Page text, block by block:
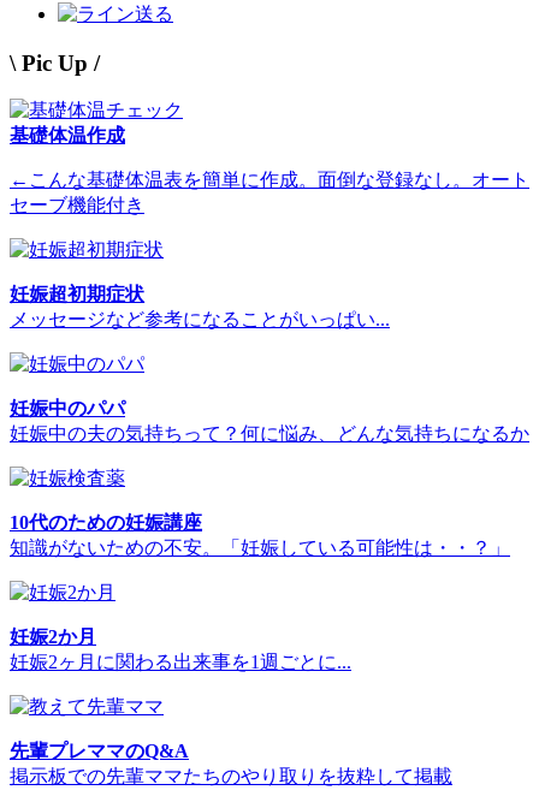
送る
\ Pic Up /
基礎体温作成
←こんな基礎体温表を簡単に作成。面倒な登録なし。オート
セーブ機能付き
妊娠超初期症状
メッセージなど参考になることがいっぱい...
妊娠中のパパ
妊娠中の夫の気持ちって？何に悩み、どんな気持ちになるか
10代のための妊娠講座
知識がないための不安。「妊娠している可能性は・・？」
妊娠2か月
妊娠2ヶ月に関わる出来事を1週ごとに...
先輩プレママのQ&A
掲示板での先輩ママたちのやり取りを抜粋して掲載